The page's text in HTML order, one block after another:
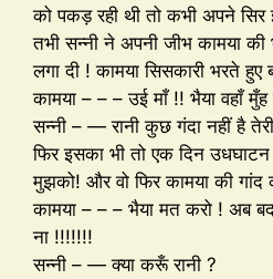
को पकड़ रही थी तो कभी अपने
तभी सन्नी ने अपनी जीभ कामया
लगा दी ! कामया सिसकारी भरते हुए
कामया – – – उई माँ !! भैया वहाँ
सन्नी – — रानी कुछ गंदा नहीं है
फिर इसका भी तो एक दिन
मुझको! और वो फिर कामया की गांद
कामया – – – भैया मत करो ! अब
ना !!!!!!!
सन्नी – — क्या करूँ रानी ?